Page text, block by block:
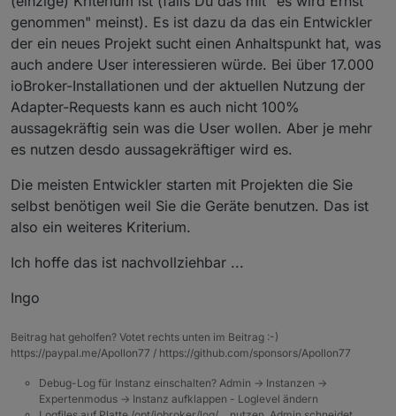
genommen" meinst). Es ist dazu da das ein Entwickler
der ein neues Projekt sucht einen Anhaltspunkt hat, was
auch andere User interessieren würde. Bei über 17.000
ioBroker-Installationen und der aktuellen Nutzung der
Adapter-Requests kann es auch nicht 100%
aussagekräftig sein was die User wollen. Aber je mehr
es nutzen desdo aussagekräftiger wird es.
Die meisten Entwickler starten mit Projekten die Sie
selbst benötigen weil Sie die Geräte benutzen. Das ist
also ein weiteres Kriterium.
Ich hoffe das ist nachvollziehbar ...
Ingo
Beitrag hat geholfen? Votet rechts unten im Beitrag :-)
https://paypal.me/Apollon77 / https://github.com/sponsors/Apollon77
Debug-Log für Instanz einschalten? Admin -> Instanzen ->
Expertenmodus -> Instanz aufklappen - Loglevel ändern